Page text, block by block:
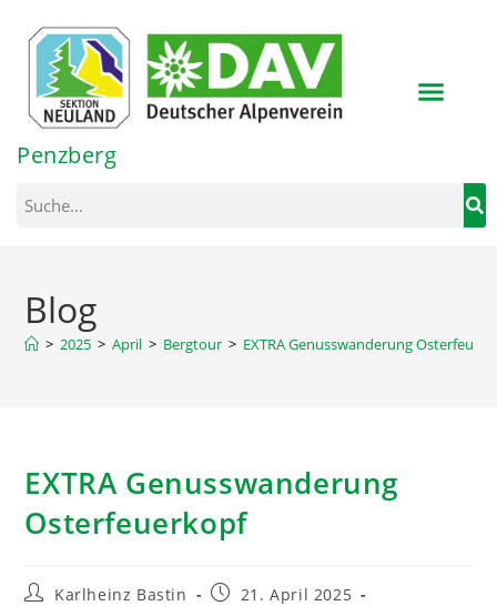
springen
Penzberg
Blog
> 2025 > April > Bergtour > EXTRA Genusswanderung
EXTRA Genusswanderung
Osterfeuerkopf
Karlheinz Bastin
21. April 2025